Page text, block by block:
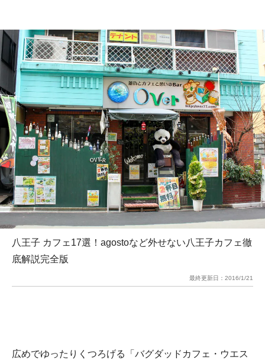
八王子 カフェ17選！agostoなど外せない八王子カフェ徹
底解説完全版
最終更新日： 2016/1/21
広めでゆったりくつろげる「バグダッドカフェ・ウエス